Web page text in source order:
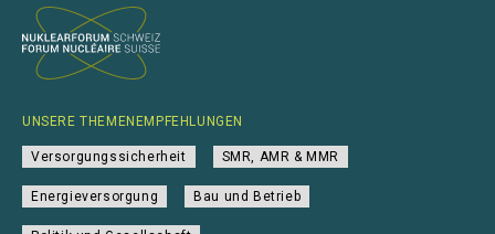
UNSERE THEMENEMPFEHLUNGEN
Versorgungssicherheit SMR, AMR & MMR
Energieversorgung Bau und Betrieb